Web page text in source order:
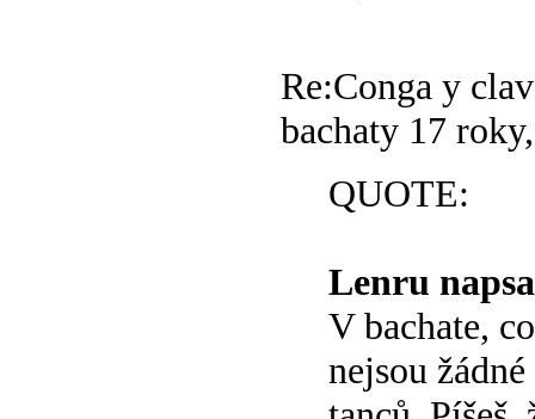
Re:Conga y
bachaty 17
QUOTE:
Lenru
V bachate,
nejsou